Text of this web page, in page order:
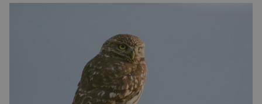
Skutečně nepřehání? Pokud se podrobněji
podíváme na ochranu jejich elektrokol
Electrified S2 a X2, pak je […]